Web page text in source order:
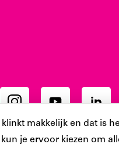
makkelijk en dat is
je ervoor kiezen om
Ons
account
Ons
account
Ons